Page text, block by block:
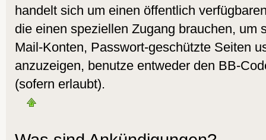
handelt sich um einen öffentlich
die einen speziellen Zugang brauchen, um
Mail-Konten, Passwort-geschützte Seiten
anzuzeigen, benutze entweder den BB-
(sofern erlaubt).